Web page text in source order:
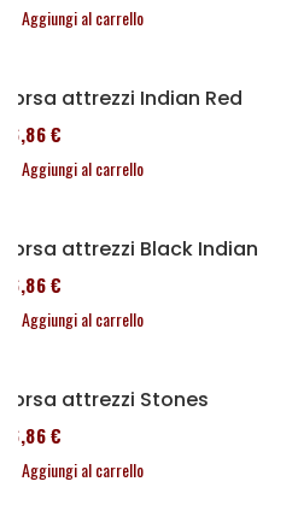
Aggiungi al carrello
Borsa attrezzi Indian Red
76,86 €
Aggiungi al carrello
Borsa attrezzi Black Indian
76,86 €
Aggiungi al carrello
Borsa attrezzi Stones
76,86 €
Aggiungi al carrello